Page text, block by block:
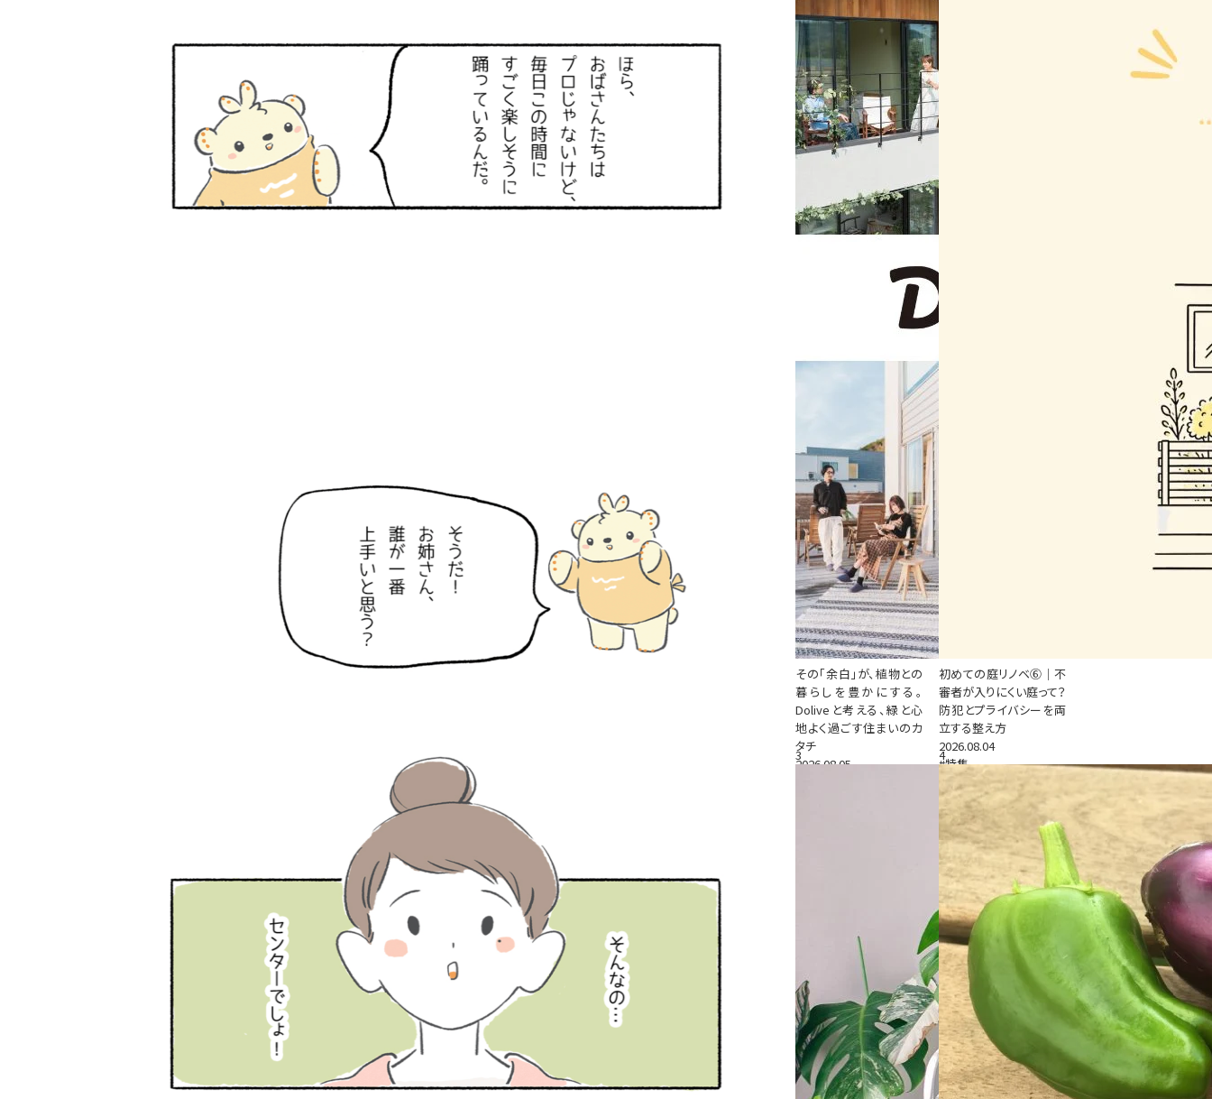
その「余白」が、植物との
暮らしを豊かにする。
Doliveと考える、緑と心
地よく過ごす住まいのカ
タチ
2026.08.05
初めての庭リノベ⑥｜不
審者が入りにくい庭って？
防犯とプライバシーを両
立する整え方
2026.08.04
#特集
3 4